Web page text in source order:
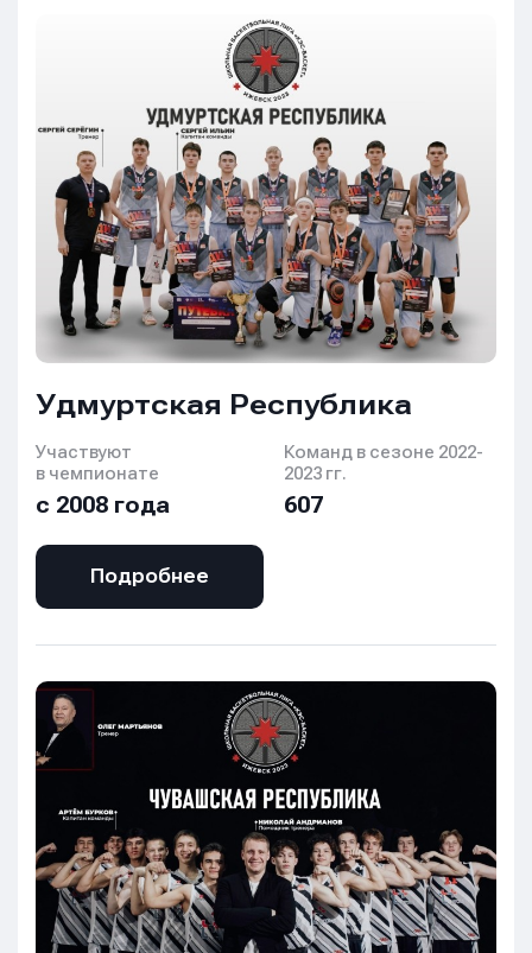
Удмуртская Республика
Участвуют
в чемпионате
с 2008 года
Команд в сезоне 2022-
2023 гг.
607
Подробнее